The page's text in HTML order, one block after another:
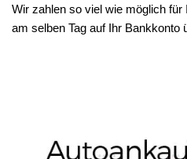
Wir zahlen so viel wie möglich für
am selben Tag auf Ihr Bankkonto